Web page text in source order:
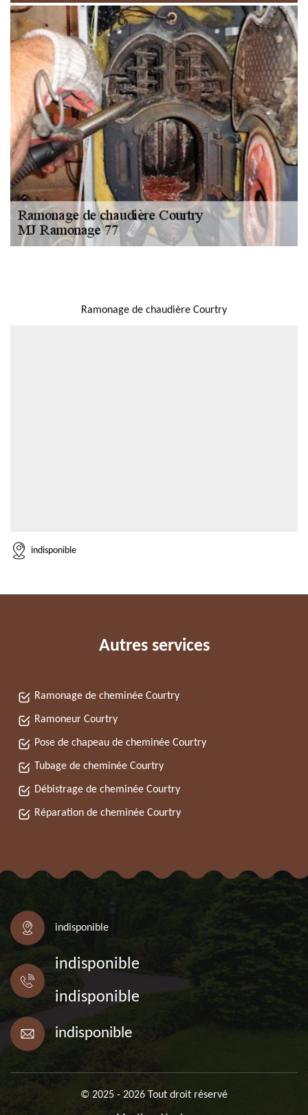
Ramonage de chaudière Courtry
indisponible
Autres services
Ramonage de cheminée Courtry
Ramoneur Courtry
Pose de chapeau de cheminée Courtry
Tubage de cheminée Courtry
Débistrage de cheminée Courtry
Réparation de cheminée Courtry
indisponible
indisponible
indisponible
indisponible
© 2025 - 2026 Tout droit réservé